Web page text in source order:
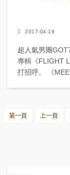
2017-04-19
超人氣男團
專輯《FLIGHT
打招呼
第一頁 上一頁